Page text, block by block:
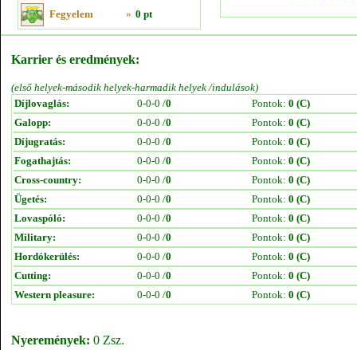
Fegyelem » 0 pt
Karrier és eredmények:
(első helyek-második helyek-harmadik helyek /indulások)
Díjlovaglás:
0-0-0 /0 Pontok: 0 (C)
Galopp:
0-0-0 /0 Pontok: 0 (C)
Díjugratás:
0-0-0 /0 Pontok: 0 (C)
Fogathajtás:
0-0-0 /0 Pontok: 0 (C)
Cross-country:
0-0-0 /0 Pontok: 0 (C)
Ügetés:
0-0-0 /0 Pontok: 0 (C)
Lovaspóló:
0-0-0 /0 Pontok: 0 (C)
Military:
0-0-0 /0 Pontok: 0 (C)
Hordókerülés:
0-0-0 /0 Pontok: 0 (C)
Cutting:
0-0-0 /0 Pontok: 0 (C)
Western pleasure:
0-0-0 /0 Pontok: 0 (C)
Nyeremények: 0 Zsz.